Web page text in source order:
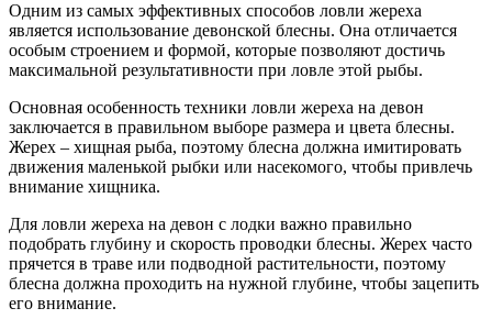
Одним из самых эффективных способов ловли жереха
является использование девонской блесны. Она отличается
особым строением и формой, которые позволяют достичь
максимальной результативности при ловле этой рыбы.
Основная особенность техники ловли жереха на девон
заключается в правильном выборе размера и цвета блесны.
Жерех – хищная рыба, поэтому блесна должна имитировать
движения маленькой рыбки или насекомого, чтобы привлечь
внимание хищника.
Для ловли жереха на девон с лодки важно правильно
подобрать глубину и скорость проводки блесны. Жерех часто
прячется в траве или подводной растительности, поэтому
блесна должна проходить на нужной глубине, чтобы зацепить
его внимание.